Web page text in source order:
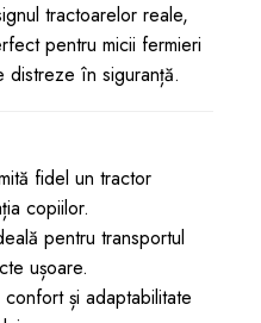
tractoarelor reale,
pentru micii fermieri
distreze în siguranță.
fidel un tractor
copiilor.
pentru transportul
ușoare.
și adaptabilitate